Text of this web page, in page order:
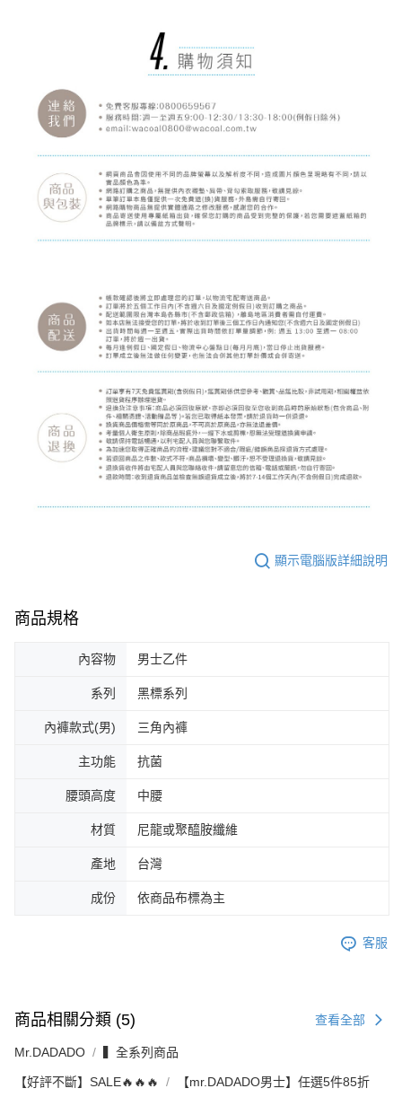
顯示電腦版詳細說明
商品規格
內容物 男士乙件
系列 黑標系列
內褲款式(男) 三角內褲
主功能 抗菌
腰頭高度 中腰
材質 尼龍或聚醯胺纖維
產地 台灣
成份 依商品布標為主
客服
商品相關分類 (5) 查看全部
Mr.DADADO ▍全系列商品
【好評不斷】SALE🔥🔥🔥 【mr.DADADO男士】任選5件85折